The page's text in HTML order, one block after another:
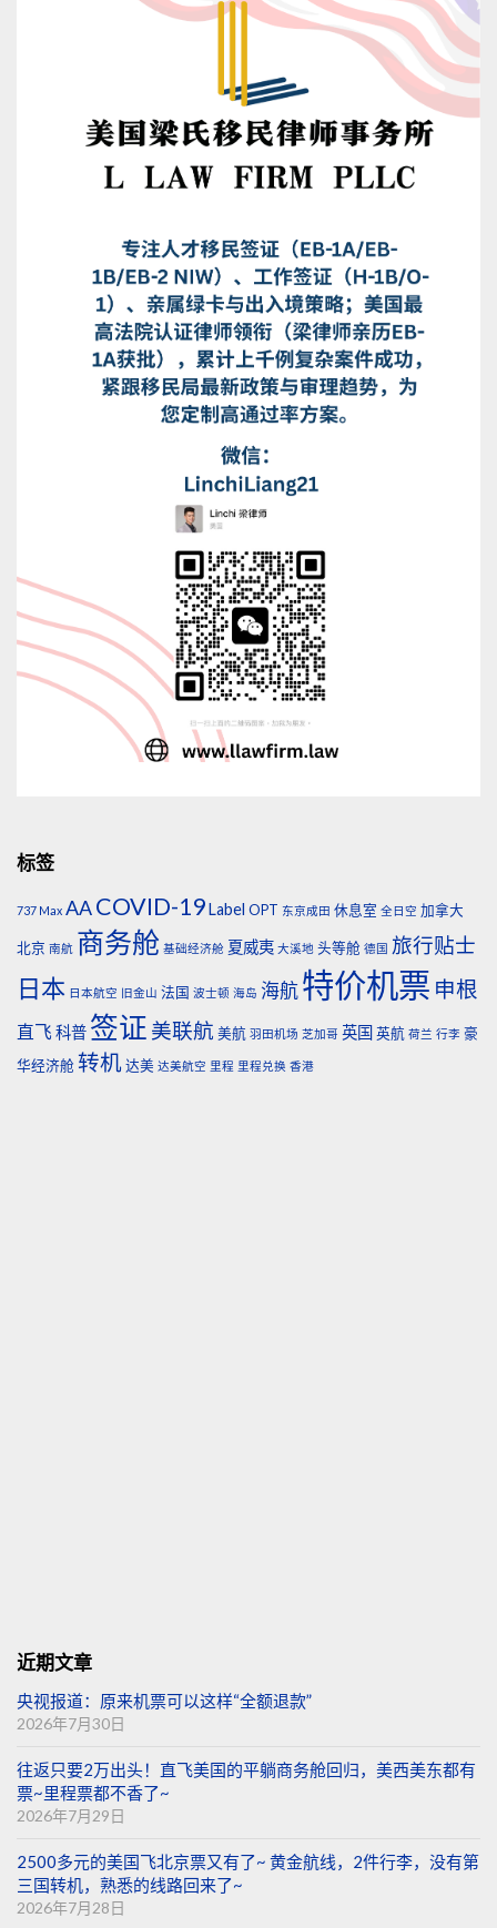
标签
737 Max AACOVID-19Label OPT 东京成田 休息室 全日空 加拿大
北京 南航 商务舱 基础经济舱 夏威夷 大溪地 头等舱 德国 旅行贴士
日本 日本航空 旧金山 法国 波士顿 海岛 海航特价机票 申根
直飞 科普 签证 美联航 美航 羽田机场 芝加哥 英国 英航 荷兰 行李 豪
华经济舱 转机达美 达美航空 里程 里程兑换 香港
近期文章
央视报道：原来机票可以这样“全额退款”
2026年7月30日
往返只要2万出头！直飞美国的平躺商务舱回归，美西美东都有
票~里程票都不香了~
2026年7月29日
2500多元的美国飞北京票又有了~ 黄金航线，2件行李，没有第
三国转机，熟悉的线路回来了~
2026年7月28日